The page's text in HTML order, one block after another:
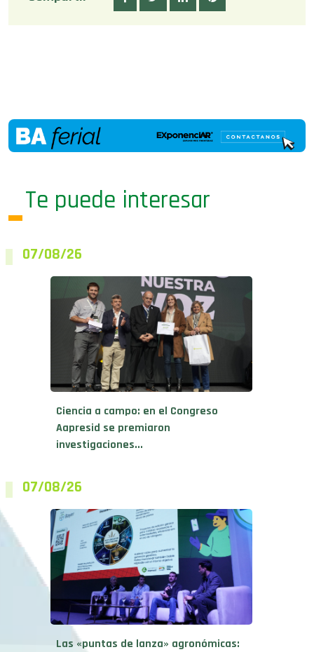
Te puede interesar
07/08/26
Ciencia a campo: en el Congreso
Aapresid se premiaron
investigaciones...
07/08/26
Las «puntas de lanza» agronómicas: